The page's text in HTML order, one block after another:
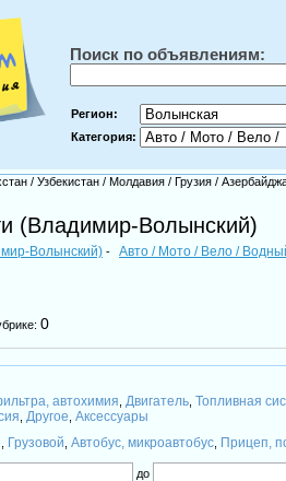
Поиск по объявлениям:
Регион:
Категория:
/ Узбекистан / Молдавия / Грузия /
(Владимир-Волынский)
Волынский) - Авто / Мото / Вело /
0
автохимия Двигатель, Топливная
Другое Аксессуары
Грузовой Автобус, микроавтобус, Прицеп,
до